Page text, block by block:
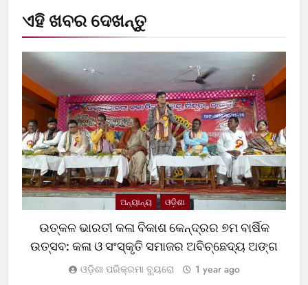
ଏହି ଖବର ଦେଖନ୍ତୁ
ଅନ୍ୟାନ୍ୟ ଓଡ଼ିଶା
ଉତ୍କଳ ଭାରତୀ କଳା ବିକାଶ କେନ୍ଦ୍ରର ୭ମ ବାର୍ଷିକ
ଉତ୍ସବ: କଳା ଓ ସଂସ୍କୃତି ସମାଜର ଅବିଚ୍ଛେଦ୍ୟ ଅଙ୍ଗ
ଓଡ଼ିଶା ପରିକ୍ରମା ବ୍ୟୁରୋ 1 year ago